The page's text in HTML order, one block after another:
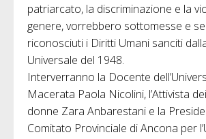
patriarcato, la discriminazione e la
genere, vorrebbero sottomesse e
riconosciuti i Diritti Umani sanciti
Universale del 1948.
Interverranno la Docente
Macerata Paola Nicolini, l’Attivista
donne Zara Anbarestani e la
Comitato Provinciale di Ancona per